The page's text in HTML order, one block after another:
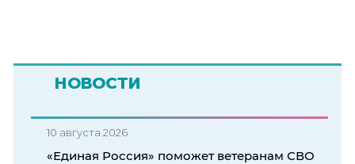
НОВОСТИ
10 августа 2026
«Единая Россия» поможет ветеранам СВО